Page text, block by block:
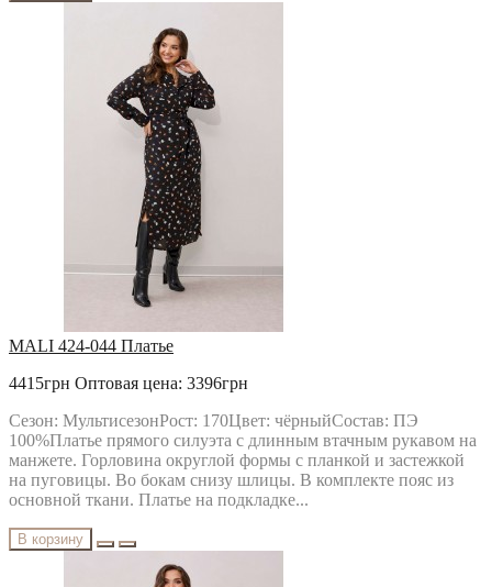
MALI 424-044 Платье
4415грн Оптовая цена: 3396грн
Сезон: МультисезонРост: 170Цвет: чёрныйСостав: ПЭ
100%Платье прямого силуэта с длинным втачным рукавом на
манжете. Горловина округлой формы с планкой и застежкой
на пуговицы. Во бокам снизу шлицы. В комплекте пояс из
основной ткани. Платье на подкладке...
В корзину